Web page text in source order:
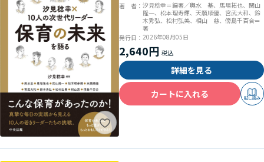
著 者： 汐見稔幸＝編著／輿水 基、馬場拓也、関山
隆一、松本理寿輝、天願順優、宮武大和、鈴
木秀弘、松村弘美、相山 慈、傍島千百合＝
著
発行日： 2026年08月05日
2,640円
詳細を見る
カートに入れる
試し読み